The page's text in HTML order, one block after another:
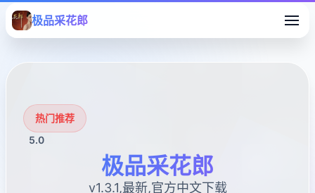
极品采花郎
热门推荐
5.0
极品采花郎
v1.3.1,最新,官方中文下载